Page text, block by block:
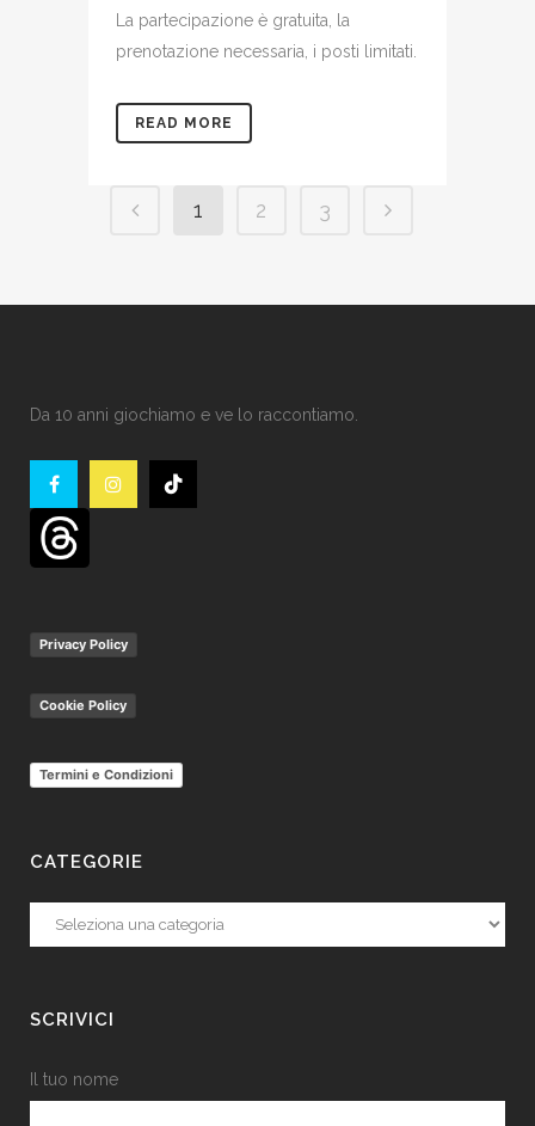
La partecipazione è gratuita, la
prenotazione necessaria, i posti limitati.
READ MORE
1 2 3
Da 10 anni giochiamo e ve lo raccontiamo.
Privacy Policy
Cookie Policy
Termini e Condizioni
CATEGORIE
Categorie
SCRIVICI
Il tuo nome